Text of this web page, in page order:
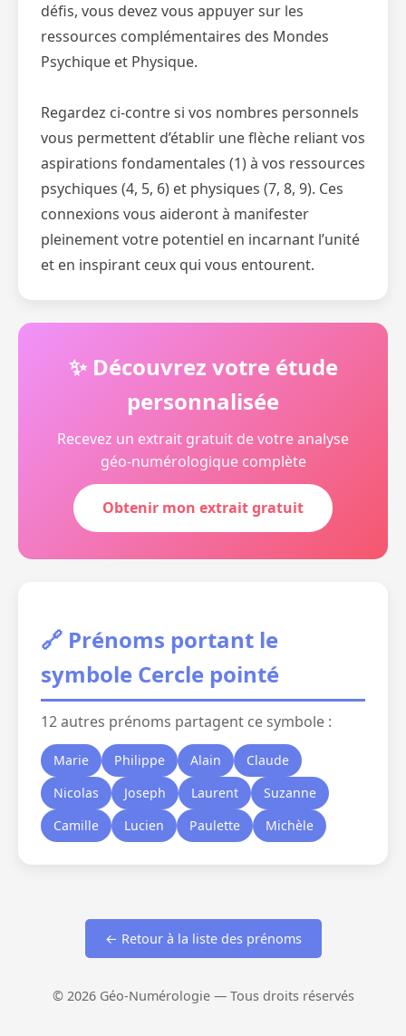
défis, vous devez vous appuyer sur les
ressources complémentaires des Mondes
Psychique et Physique.
Regardez ci-contre si vos nombres personnels
vous permettent d’établir une flèche reliant vos
aspirations fondamentales (1) à vos ressources
psychiques (4, 5, 6) et physiques (7, 8, 9). Ces
connexions vous aideront à manifester
pleinement votre potentiel en incarnant l’unité
et en inspirant ceux qui vous entourent.
✨ Découvrez votre étude
personnalisée
Recevez un extrait gratuit de votre analyse
géo-numérologique complète
Obtenir mon extrait gratuit
🔗 Prénoms portant le
symbole Cercle pointé
12 autres prénoms partagent ce symbole :
Marie Philippe Alain
Claude
Nicolas
Joseph Laurent
Suzanne
Camille
Lucien Paulette Michèle
← Retour à la liste des prénoms
© 2026 Géo-Numérologie — Tous droits réservés